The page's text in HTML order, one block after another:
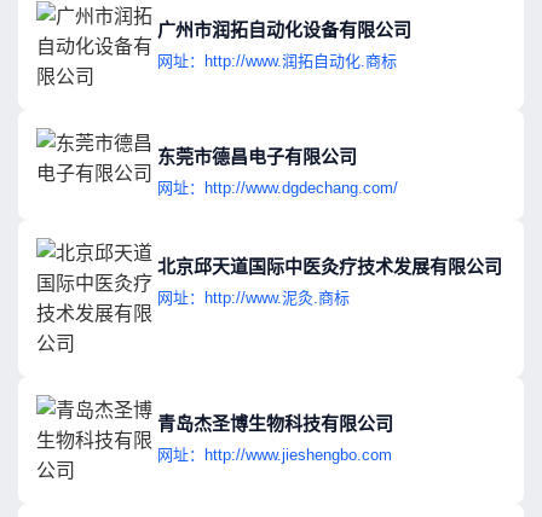
广州市润拓自动化设备有限公司
网址：http://www.润拓自动化.商标
东莞市德昌电子有限公司
网址：http://www.dgdechang.com/
北京邱天道国际中医灸疗技术发展有限公司
网址：http://www.泥灸.商标
青岛杰圣博生物科技有限公司
网址：http://www.jieshengbo.com